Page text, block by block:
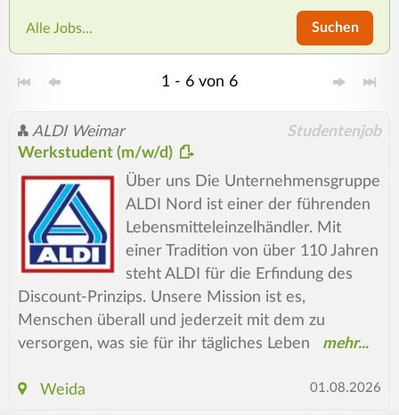
Alle Jobs... Suchen
1 - 6 von 6
ALDI Weimar Studentenjob
Werkstudent (m/w/d)
Über uns Die Unternehmensgruppe
ALDI Nord ist einer der führenden
Lebensmitteleinzelhändler. Mit
einer Tradition von über 110 Jahren
steht ALDI für die Erfindung des
Discount-Prinzips. Unsere Mission ist es,
Menschen überall und jederzeit mit dem zu
versorgen, was sie für ihr tägliches Leben
Weida 01.08.2026